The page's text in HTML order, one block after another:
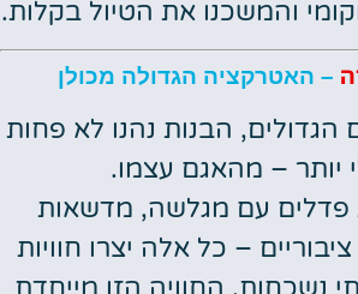
והמשכנו את הטיול בקלות.
– האטרקציה הגדולה מכולן
הבנות נהנו לא פחות
יותר – מהאגם עצמו.
פדלים עם מגלשה, מדשאות
– כל אלה יצרו חוויות